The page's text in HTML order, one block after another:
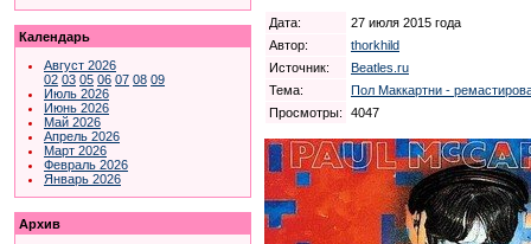
Календарь
Август 2026
02 03 05 06 07 08 09
Июль 2026
Июнь 2026
Май 2026
Апрель 2026
Март 2026
Февраль 2026
Январь 2026
Архив
Дата:
27 июля 2015 года
Автор:
thorkhild
Источник:
Beatles.ru
Тема:
Пол Маккартни -
Просмотры:
4047